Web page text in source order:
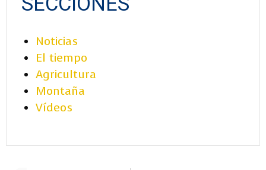
Noticias
El tiempo
Agricultura
Montaña
Vídeos